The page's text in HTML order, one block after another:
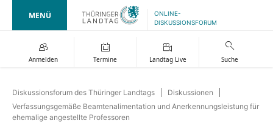
MENÜ
ONLINE-
DISKUSSIONSFORUM
Anmelden Termine Landtag Live Suche
Diskussionsforum des Thüringer Landtags
Diskussionen
Verfassungsgemäße Beamtenalimentation und Anerkennungsleistung für
ehemalige angestellte Professoren